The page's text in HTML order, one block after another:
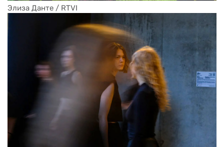
Элиза Данте / RTVI